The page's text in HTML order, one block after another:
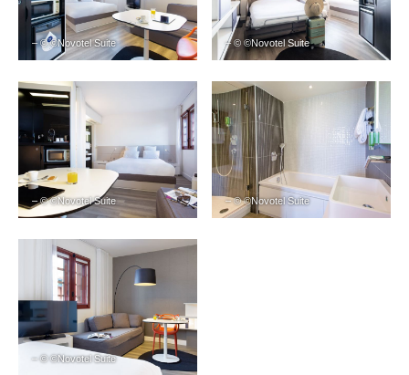
– © ©Novotel Suite – © ©Novotel Suite
– © ©Novotel Suite – © ©Novotel Suite
– © ©Novotel Suite